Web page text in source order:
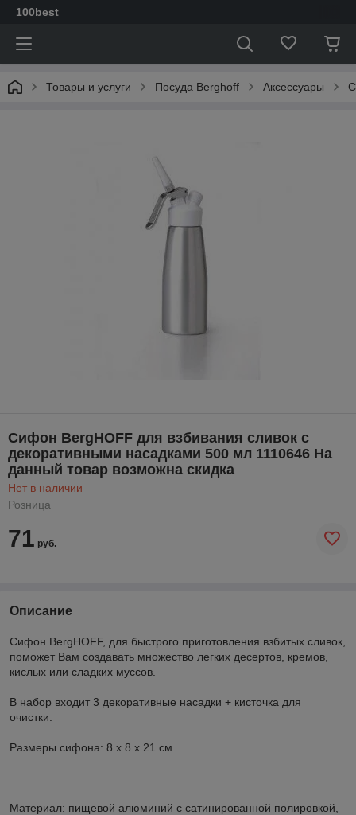
100best
Товары и услуги Посуда Berghoff Аксессуары
Сифон BergHOFF для взбивания сливок с
декоративными насадками 500 мл 1110646 На
данный товар возможна скидка
Нет в наличии
Розница
71 руб.
Описание
Сифон BergHOFF, для быстрого приготовления взбитых сливок,
поможет Вам создавать множество легких десертов, кремов,
кислых или сладких муссов.
В набор входит 3 декоративные насадки + кисточка для
очистки.
Размеры сифона: 8 х 8 х 21 см.
Материал: пищевой алюминий с сатинированной полировкой,